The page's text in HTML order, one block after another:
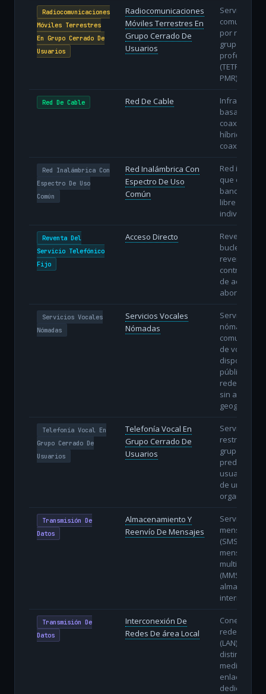
Radiocomunicaciones
Móviles Terrestres
En Grupo Cerrado De
Usuarios
Radiocomunicaciones
Móviles Terrestres En
Grupo Cerrado De
Usuarios
Servicios de
por radio
grupos
(TETRA, DMR,
PMR).
Red De Cable Red De Cable
basada en
coaxial o
híbridas
coaxial (HFC).
Red Inalámbrica Con
Espectro De Uso
Común
Red Inalámbrica Con
Espectro De Uso
Común
Red
que opera
bandas de
libre (sin
individual).
Reventa Del
Servicio Telefónico
Fijo
Acceso Directo
Reventa con
bucle
revendedor
controla la
de acceso
abonado.
Servicios Vocales
Nómadas
Servicios Vocales
Nómadas
Servicios de
nómadas:
de voz
disponibles
público
redes de
sin atadura
geográfica.
Telefonía Vocal En
Grupo Cerrado De
Usuarios
Telefonía Vocal En
Grupo Cerrado De
Usuarios
Servicio de
restringido
grupo
predefinido
usuarios
de una
Transmisión De
Datos
Almacenamiento Y
Reenvío De Mensajes
Servicios de
mensajes
(SMS) y
mensajería
multimedia
(MMS) con
intermedio.
Transmisión De
Datos
Interconexión De
Redes De área Local
Conexión de
redes
(LAN) de
distintas
mediante
enlaces
dedicados.